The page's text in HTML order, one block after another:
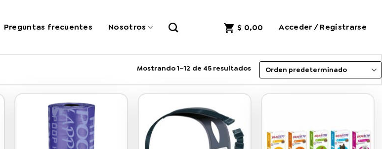
Preguntas frecuentes Nosotros $ 0,00 Acceder / Registrarse
Mostrando 1–12 de 45 resultados